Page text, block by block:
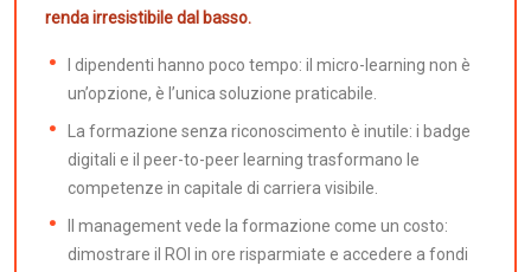
renda irresistibile dal basso.
I dipendenti hanno poco tempo: il micro-learning non è
un’opzione, è l’unica soluzione praticabile.
La formazione senza riconoscimento è inutile: i badge
digitali e il peer-to-peer learning trasformano le
competenze in capitale di carriera visibile.
Il management vede la formazione come un costo:
dimostrare il ROI in ore risparmiate e accedere a fondi